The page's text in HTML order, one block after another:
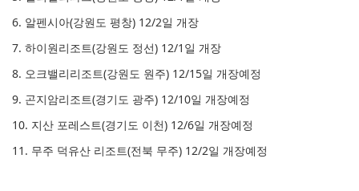
6. 알펜시아(강원도 평창) 12/2일 개장
7. 하이원리조트(강원도 정선) 12/1일 개장
8. 오크밸리리조트(강원도 원주) 12/15일 개장예정
9. 곤지암리조트(경기도 광주) 12/10일 개장예정
10. 지산 포레스트(경기도 이천) 12/6일 개장예정
11. 무주 덕유산 리조트(전북 무주) 12/2일 개장예정